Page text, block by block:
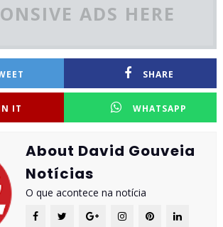
ADS HERE
SHARE
IT WHATSAPP
About David Gouveia
Notícias
O que acontece na notícia